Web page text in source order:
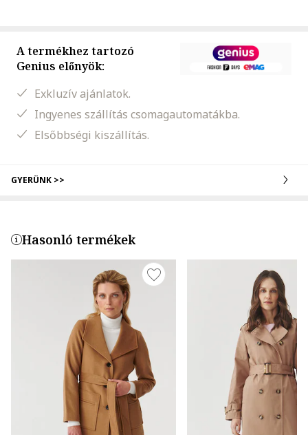
A termékhez tartozó
Genius előnyök:
Exkluzív ajánlatok.
Ingyenes szállítás csomagautomatákba.
Elsőbbségi kiszállítás.
GYERÜNK >>
Hasonló termékek